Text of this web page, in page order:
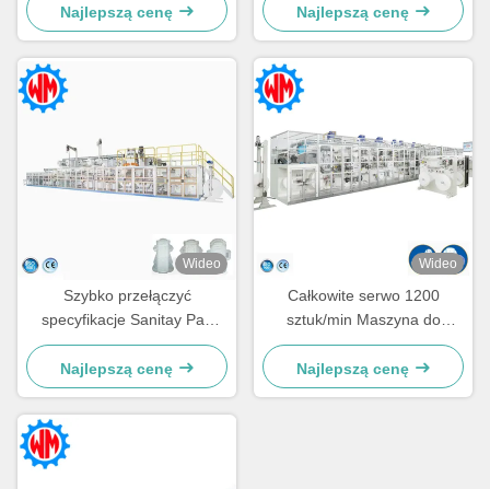
obsługą obsługi i naprawy w
terenie
Najlepszą cenę
do produkcji podpasek
higienicznych 1500 szt./min
Najlepszą cenę
Wideo
Szybko przełączyć
specyfikacje Sanitay Pad
Making Machine 5
rozmiarów dostosowane
Najlepszą cenę
Wideo
Całkowite serwo 1200
sztuk/min Maszyna do
produkcji podkładek
sanitarnych 98% Wydajność
Stabilna produkcja
Najlepszą cenę